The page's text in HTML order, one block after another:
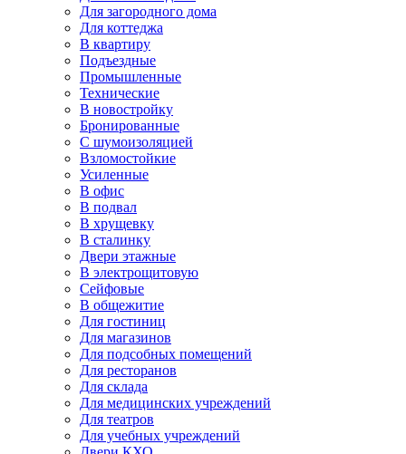
Для загородного дома
Для коттеджа
В квартиру
Подъездные
Промышленные
Технические
В новостройку
Бронированные
С шумоизоляцией
Взломостойкие
Усиленные
В офис
В подвал
В хрущевку
В сталинку
Двери этажные
В электрощитовую
Сейфовые
В общежитие
Для гостиниц
Для магазинов
Для подсобных помещений
Для ресторанов
Для склада
Для медицинских учреждений
Для театров
Для учебных учреждений